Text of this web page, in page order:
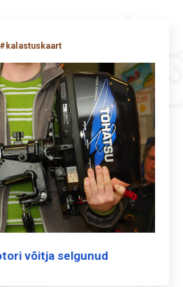
#kalastuskaart
võitja selgunud